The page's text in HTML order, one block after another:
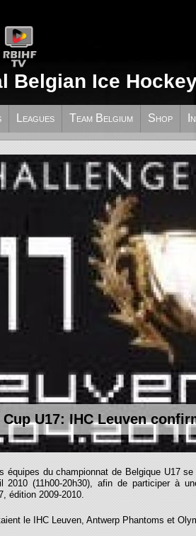
Belgian Ice
Leagues Team Belgium Shop
Cup U17: IHC Leuven
équipes du championnat de Belgique U17
2010 (11h00-20h30), afin de participer à
édition 2009-2010.
le IHC Leuven, Antwerp Phantoms et